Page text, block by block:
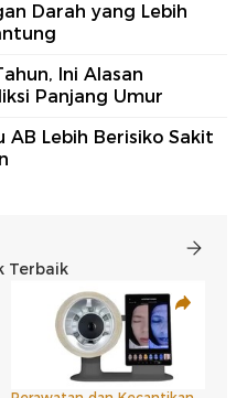
Darah yang Lebih
Ini Alasan
Panjang Umur
AB Lebih Berisiko Sakit